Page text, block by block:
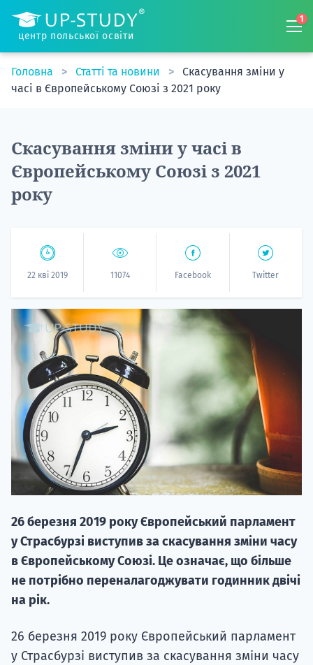
центр польської освіти
1
Головна Статті та новини
Скасування зміни у
часі в Європейському Союзі з 2021 року
Скасування зміни у часі в
Європейському Союзі з 2021
року
22 кві 2019 11074 Facebook Twitter
26 березня 2019 року Європейський парламент
у Страсбурзі виступив за скасування зміни часу
в Європейському Союзі. Це означає, що більше
не потрібно переналагоджувати годинник двічі
на рік.
26 березня 2019 року Європейський парламент
у Страсбурзі виступив за скасування зміни часу
НАБІР
вступ на